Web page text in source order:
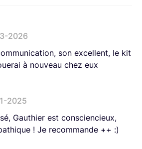
2026
son excellent, le kit
à nouveau chez eux
2025
Gauthier est consciencieux,
! Je recommande ++ :)